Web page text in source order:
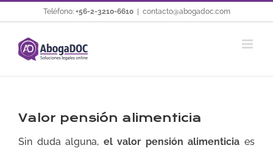
al
contenido
Teléfono: +56-2-3210-6610 contacto@abogadoc.com
Valor pensión alimenticia
Sin duda alguna, el valor pensión alimenticia es